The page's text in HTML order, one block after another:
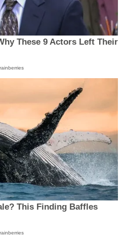
These 9 Actors Left Their
This Finding Baffles